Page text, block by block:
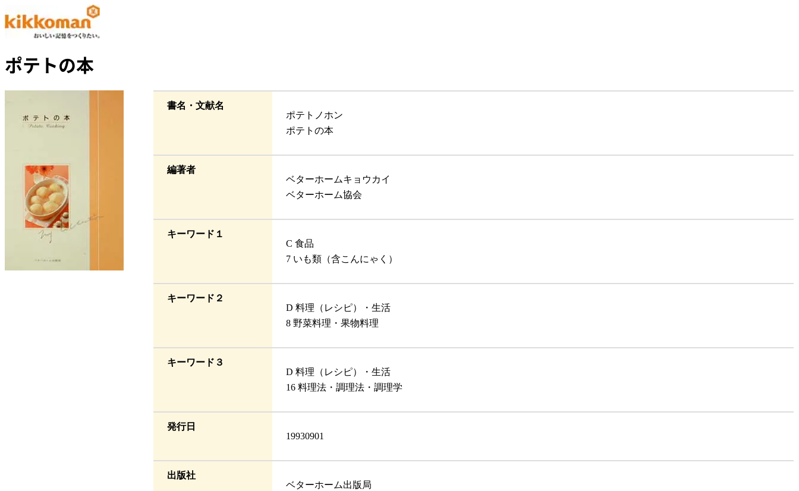
ポテトの本
書名・文献名
ポテトノホン
ポテトの本
編著者
ベターホームキョウカイ
ベターホーム協会
キーワード１
C 食品
7 いも類（含こんにゃく）
キーワード２
D 料理（レシピ）・生活
8 野菜料理・果物料理
キーワード３
D 料理（レシピ）・生活
16 料理法・調理法・調理学
発行日
19930901
出版社
ベターホーム出版局